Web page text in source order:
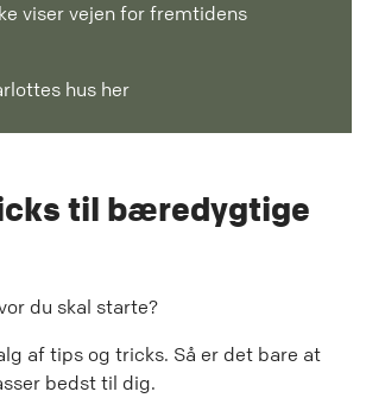
viser vejen for fremtidens
hus her
til bæredygtige
du skal starte?
af tips og tricks. Så er det bare at
bedst til dig.